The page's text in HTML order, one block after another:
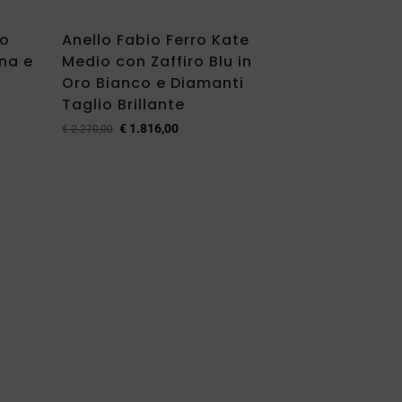
e
Anello Fabio Ferro Kate
Medio con Zaffiro Blu in
Oro Bianco e Diamanti
Taglio Brillante
€2.270,00 € 1.816,00